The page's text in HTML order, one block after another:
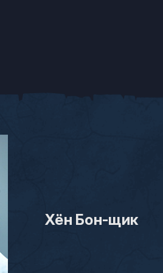
Хён Бон-щик